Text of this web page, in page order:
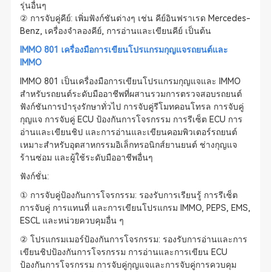
รุ่นอื่นๆ
② การจับคู่คีย์: เพิ่มฟังก์ชันต่างๆ เช่น คีย์อินฟราเรด Mercedes-
Benz, เครื่องจำลองคีย์, การอ่านและเขียนคีย์ เป็นต้น
IMMO 801 เครื่องมือการเขียนโปรแกรมกุญแจรถยนต์และ
IMMO
IMMO 801 เป็นเครื่องมือการเขียนโปรแกรมกุญแจและ IMMO
สำหรับรถยนต์ระดับมืออาชีพที่ผสานรวมการตรวจสอบรถยนต์
ฟังก์ชันการบำรุงรักษาทั่วไป การจับคู่รีโมทคอนโทรล การจับคู่
กุญแจ การจับคู่ ECU ป้องกันการโจรกรรม การรีเซ็ต ECU การ
อ่านและเขียนชิป และการอ่านและเขียนคอมพิวเตอร์รถยนต์
เหมาะสำหรับอุตสาหกรรมอิเล็กทรอนิกส์ยานยนต์ ช่างกุญแจ
ร้านซ่อม และผู้ใช้ระดับมืออาชีพอื่นๆ
ฟังก์ชั่น:
① การจับคู่ป้องกันการโจรกรรม: รองรับการเรียนรู้ การรีเซ็ต
การจับคู่ การแทนที่ และการเขียนโปรแกรม IMMO, PEPS, EMS,
ESCL และหน่วยควบคุมอื่น ๆ
② โปรแกรมเมอร์ป้องกันการโจรกรรม: รองรับการอ่านและการ
เขียนชิปป้องกันการโจรกรรม การอ่านและการเขียน ECU
ป้องกันการโจรกรรม การจับคู่กุญแจและการจับคู่การควบคุม